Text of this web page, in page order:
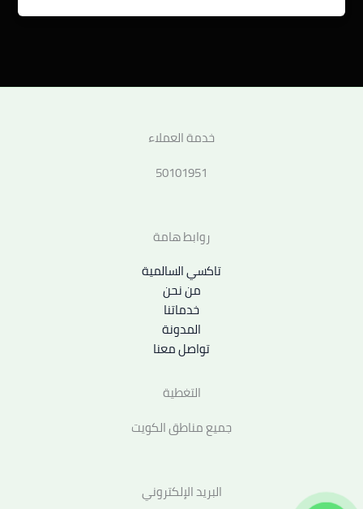
خدمة العملاء
50101951
روابط هامة
تاكسي السالمية
من نحن
خدماتنا
المدونة
تواصل معنا
التغطية
جميع مناطق الكويت
البريد الإلكتروني